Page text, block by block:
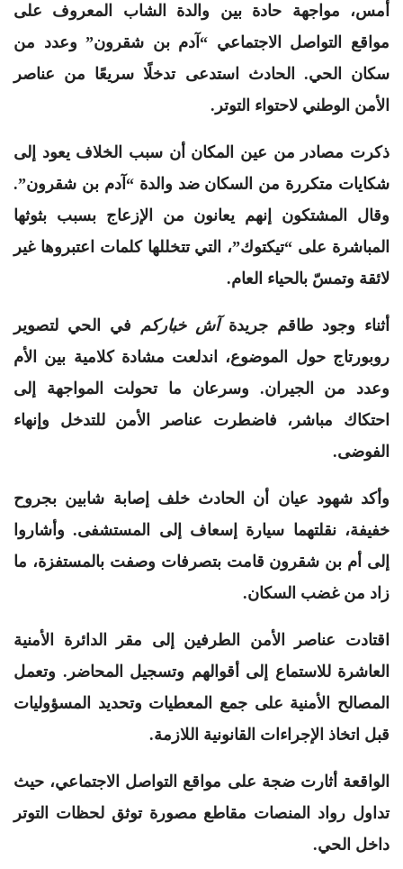
أمس، مواجهة حادة بين والدة الشاب المعروف على
مواقع التواصل الاجتماعي “آدم بن شقرون” وعدد من
سكان الحي. الحادث استدعى تدخلًا سريعًا من عناصر
الأمن الوطني لاحتواء التوتر.
ذكرت مصادر من عين المكان أن سبب الخلاف يعود إلى
شكايات متكررة من السكان ضد والدة “آدم بن شقرون”.
وقال المشتكون إنهم يعانون من الإزعاج بسبب بثوثها
المباشرة على “تيكتوك”، التي تتخللها كلمات اعتبروها غير
لائقة وتمسّ بالحياء العام.
أثناء وجود طاقم جريدةآش خباركم في الحي لتصوير
روبورتاج حول الموضوع، اندلعت مشادة كلامية بين الأم
وعدد من الجيران. وسرعان ما تحولت المواجهة إلى
احتكاك مباشر، فاضطرت عناصر الأمن للتدخل وإنهاء
الفوضى.
وأكد شهود عيان أن الحادث خلف إصابة شابين بجروح
خفيفة، نقلتهما سيارة إسعاف إلى المستشفى. وأشاروا
إلى أم بن شقرون قامت بتصرفات وصفت بالمستفزة، ما
زاد من غضب السكان.
اقتادت عناصر الأمن الطرفين إلى مقر الدائرة الأمنية
العاشرة للاستماع إلى أقوالهم وتسجيل المحاضر. وتعمل
المصالح الأمنية على جمع المعطيات وتحديد المسؤوليات
قبل اتخاذ الإجراءات القانونية اللازمة.
الواقعة أثارت ضجة على مواقع التواصل الاجتماعي، حيث
تداول رواد المنصات مقاطع مصورة توثق لحظات التوتر
داخل الحي.